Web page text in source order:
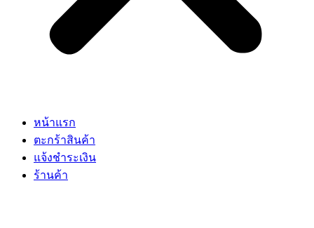
หน้าแรก
ตะกร้าสินค้า
แจ้งชำระเงิน
ร้านค้า